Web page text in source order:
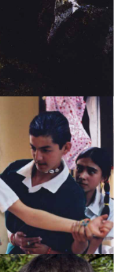
VE, TOMADA DE